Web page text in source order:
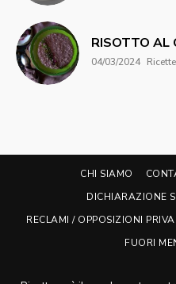
RISOTTO AL
04/03/2024
CHI SIAMO
DICHIARAZIONE
RECLAMI / OPPOSIZIONI
FUORI